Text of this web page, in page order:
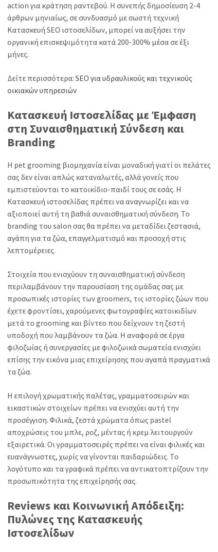
action για κράτηση ραντεβού. Η συνεπής δημοσίευση 2-4
άρθρων μηνιαίως, σε συνδυασμό με σωστή τεχνική
Κατασκευή SEO ιστοσελίδων, μπορεί να αυξήσει την
οργανική επισκεψιμότητα κατά 200-300% μέσα σε έξι
μήνες.
Δείτε περισσότερα: SEO για υδραυλικούς και τεχνικούς
οικιακών υπηρεσιών
Κατασκευή Ιστοσελίδας με Έμφαση
στη Συναισθηματική Σύνδεση και
Branding
Η pet grooming βιομηχανία είναι μοναδική γιατί οι πελάτες
σας δεν είναι απλώς καταναλωτές, αλλά γονείς που
εμπιστεύονται το κατοικίδιο-παιδί τους σε εσάς. Η
Κατασκευή ιστοσελίδας πρέπει να αναγνωρίζει και να
αξιοποιεί αυτή τη βαθιά συναισθηματική σύνδεση. Το
branding του salon σας θα πρέπει να μεταδίδει ζεστασιά,
αγάπη για τα ζώα, επαγγελματισμό και προσοχή στις
λεπτομέρειες.
Στοιχεία που ενισχύουν τη συναισθηματική σύνδεση
περιλαμβάνουν την παρουσίαση της ομάδας σας με
προσωπικές ιστορίες των groomers, τις ιστορίες ζώων που
έχετε φροντίσει, χαρούμενες φωτογραφίες κατοικιδίων
μετά το grooming και βίντεο που δείχνουν τη ζεστή
υποδοχή που λαμβάνουν τα ζώα. Η αναφορά σε έργα
φιλοζωίας ή συνεργασίες με φιλοζωικά σωματεία ενισχύει
επίσης την εικόνα μιας επιχείρησης που αγαπά πραγματικά
τα ζώα.
Η επιλογή χρωματικής παλέτας, γραμματοσειρών και
εικαστικών στοιχείων πρέπει να ενισχύει αυτή την
προσέγγιση. Φιλικά, ζεστά χρώματα όπως pastel
αποχρώσεις του μπλε, ροζ, μέντας ή κρεμ λειτουργούν
εξαιρετικά. Οι γραμματοσειρές πρέπει να είναι φιλικές και
ευανάγνωστες, χωρίς να γίνονται παιδαριώδεις. Το
λογότυπο και τα γραφικά πρέπει να αντικατοπτρίζουν την
προσωπικότητα της επιχείρησής σας.
Reviews και Κοινωνική Απόδειξη:
Πυλώνες της Κατασκευής
Ιστοσελίδων